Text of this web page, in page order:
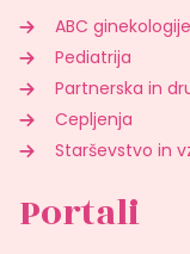
ABC
Pediatrija
Partnerska in
Cepljenja
Starševstvo in
Portali